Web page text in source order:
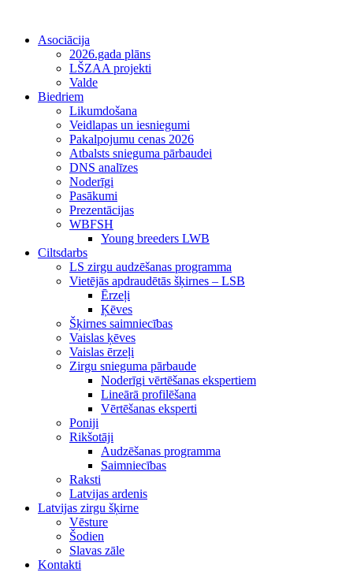
Asociācija
2026.gada plāns
LŠZAA projekti
Valde
Biedriem
Likumdošana
Veidlapas un iesniegumi
Pakalpojumu cenas 2026
Atbalsts snieguma pārbaudei
DNS analīzes
Noderīgi
Pasākumi
Prezentācijas
WBFSH
Young breeders LWB
Ciltsdarbs
LS zirgu audzēšanas programma
Vietējās apdraudētās šķirnes – LSB
Ērzeļi
Ķēves
Šķirnes saimniecības
Vaislas ķēves
Vaislas ērzeļi
Zirgu snieguma pārbaude
Noderīgi vērtēšanas ekspertiem
Lineārā profilēšana
Vērtēšanas eksperti
Poniji
Rikšotāji
Audzēšanas programma
Saimniecības
Raksti
Latvijas ardenis
Latvijas zirgu šķirne
Vēsture
Šodien
Slavas zāle
Kontakti